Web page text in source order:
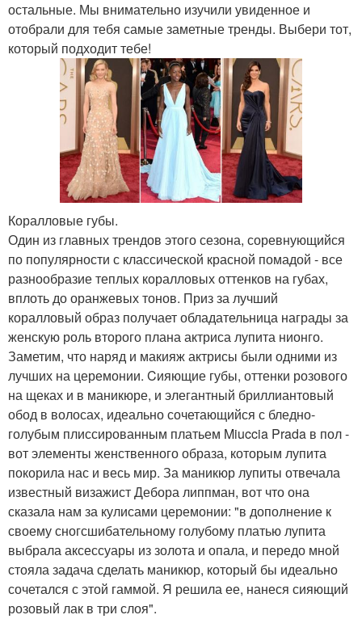
остальные. Мы внимательно изучили увиденное и
отобрали для тебя самые заметные тренды. Выбери тот,
который подходит тебе!
Коралловые губы.
Один из главных трендов этого сезона, соревнующийся
по популярности с классической красной помадой - все
разнообразие теплых коралловых оттенков на губах,
вплоть до оранжевых тонов. Приз за лучший
коралловый образ получает обладательница награды за
женскую роль второго плана актриса лупита нионго.
Заметим, что наряд и макияж актрисы были одними из
лучших на церемонии. Cияющие губы, оттенки розового
на щеках и в маникюре, и элегантный бриллиантовый
обод в волосах, идеально сочетающийся с бледно-
голубым плиссированным платьем Miuccia Prada в пол -
вот элементы женственного образа, которым лупита
покорила нас и весь мир. За маникюр лупиты отвечала
известный визажист Дебора липпман, вот что она
сказала нам за кулисами церемонии: "в дополнение к
своему сногсшибательному голубому платью лупита
выбрала аксессуары из золота и опала, и передо мной
стояла задача сделать маникюр, который бы идеально
сочетался с этой гаммой. Я решила ее, нанеся сияющий
розовый лак в три слоя".